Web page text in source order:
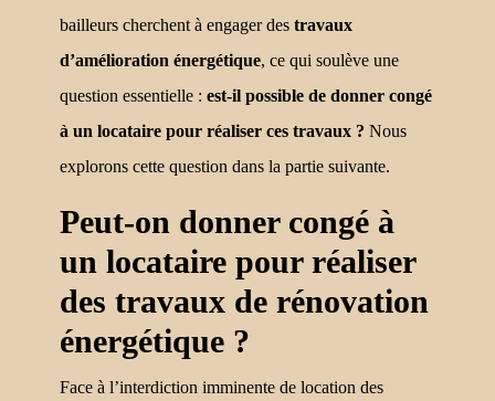
bailleurs cherchent à engager des travaux
d’amélioration énergétique, ce qui soulève une
question essentielle : est-il possible de donner congé
à un locataire pour réaliser ces travaux ? Nous
explorons cette question dans la partie suivante.
Peut-on donner congé à
un locataire pour réaliser
des travaux de rénovation
énergétique ?
Face à l’interdiction imminente de location des